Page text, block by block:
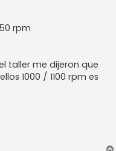
rpm
taller me dijeron que
1000 / 1100 rpm es